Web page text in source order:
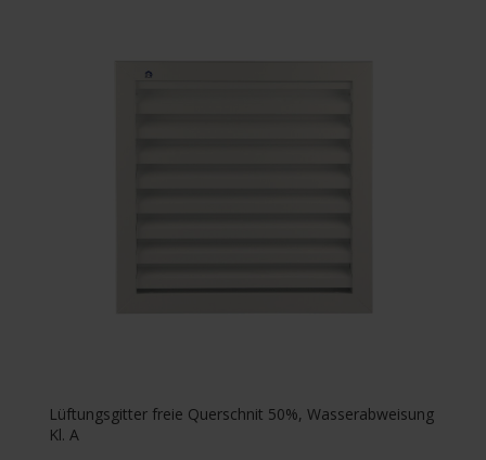
Lüftungsgitter freie Querschnit 50%, Wasserabweisung
Kl. A